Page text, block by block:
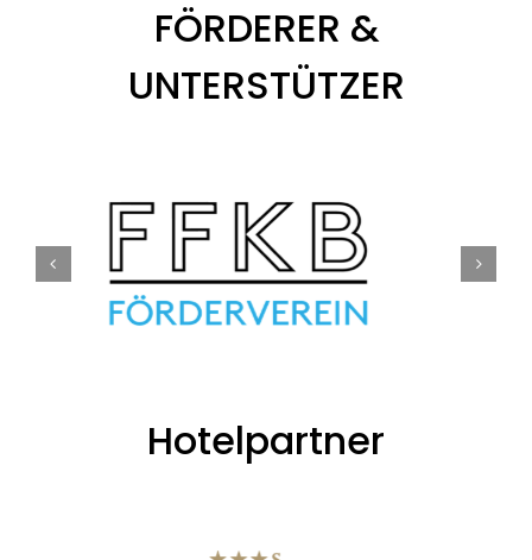
FÖRDERER &
UNTERSTÜTZER
Hotelpartner